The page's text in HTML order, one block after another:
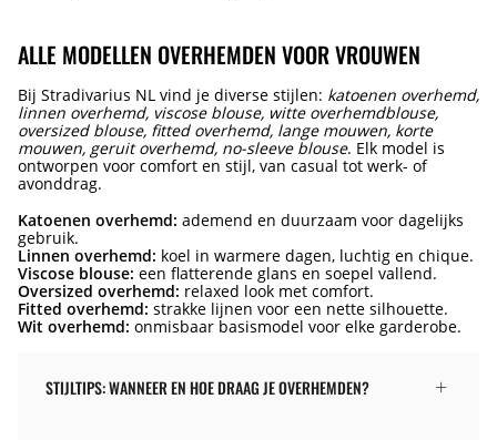
ALLE MODELLEN OVERHEMDEN VOOR VROUWEN
Bij Stradivarius NL vind je diverse stijlen: katoenen overhemd,
linnen overhemd, viscose blouse, witte overhemdblouse,
oversized blouse, fitted overhemd, lange mouwen, korte
mouwen, geruit overhemd, no-sleeve blouse. Elk model is
ontworpen voor comfort en stijl, van casual tot werk- of
avonddrag.
Katoenen overhemd: ademend en duurzaam voor dagelijks
gebruik.
Linnen overhemd: koel in warmere dagen, luchtig en chique.
Viscose blouse: een flatterende glans en soepel vallend.
Oversized overhemd: relaxed look met comfort.
Fitted overhemd: strakke lijnen voor een nette silhouette.
Wit overhemd: onmisbaar basismodel voor elke garderobe.
STIJLTIPS: WANNEER EN HOE DRAAG JE OVERHEMDEN?